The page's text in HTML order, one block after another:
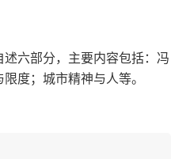
六部分，主要内容包括：冯
度；城市精神与人等。